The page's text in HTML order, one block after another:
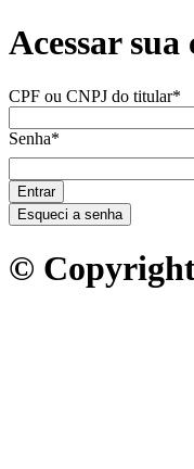
Acessar sua
CPF ou CNPJ do titular*
Senha*
Entrar
Esqueci a senha
©